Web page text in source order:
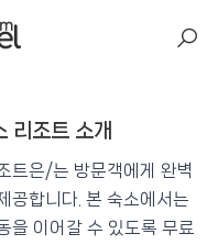
니스 리조트
리조트 소개
트은/는 방문객에게 완벽
공합니다. 본 숙소에서는
을 이어갈 수 있도록 무료